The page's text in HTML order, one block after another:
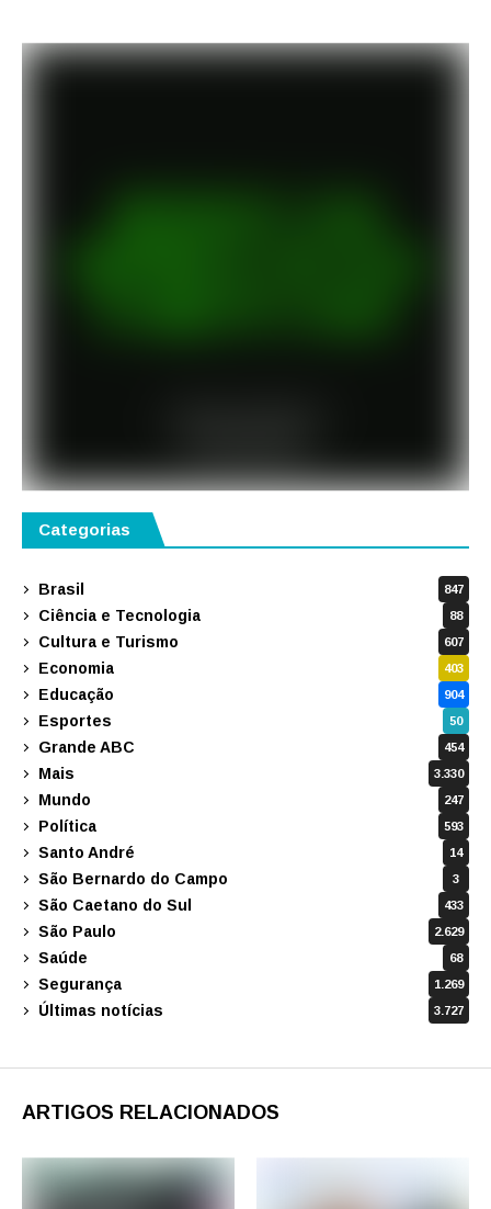
Categorias
Brasil 847
Ciência e Tecnologia 88
Cultura e Turismo 607
Economia 403
Educação 904
Esportes 50
Grande ABC 454
Mais 3.330
Mundo 247
Política 593
Santo André 14
São Bernardo do Campo 3
São Caetano do Sul 433
São Paulo 2.629
Saúde 68
Segurança 1.269
Últimas notícias 3.727
ARTIGOS RELACIONADOS